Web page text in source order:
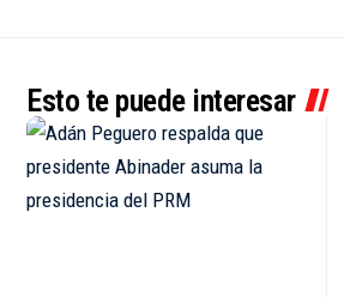
Esto te puede interesar